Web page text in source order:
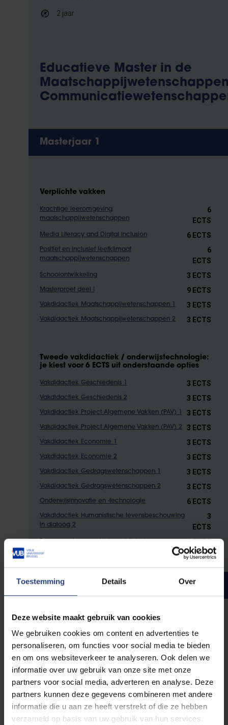
Toestemming Details Over
Deze website maakt gebruik van cookies
We gebruiken cookies om content en advertenties te
personaliseren, om functies voor social media te bieden
en om ons websiteverkeer te analyseren. Ook delen we
informatie over uw gebruik van onze site met onze
partners voor social media, adverteren en analyse. Deze
partners kunnen deze gegevens combineren met andere
informatie die u aan ze heeft verstrekt of die ze hebben
verzameld op basis van uw gebruik van hun services.
2 jaar
Educatieve Master in de
Masterjaar 1
Verplichte vakken
Krachtige leeromgeving
maatschappijwetenschappen
6
ECTS
Media Literacy and Digital Inclusion 6 ECTS
Positief en inclusief leefklimaat
maatschappijwetenschappen
6
ECTS
Schoolontwikkeling 3 ECTS
Masterproef deel I 9 ECTS
Vakdidactiek Maatschappijwetenschappen 1 3 ECTS
Vakdidactiek Maatschappijwetenschappen 2 3 ECTS
Tweede vakdidactiek / onderwijstechnologie:
je kiest voor 6 ECTS uit onderstaande opties
Vakdidactiek Geschiedenis 1 3 ECTS
Vakdidactiek Geschiedenis 2 3 ECTS
Vakdidactiek Project Algemene Vakken (PAV) 1 3 ECTS
Vakdidactiek Project Algemene Vakken (PAV) 2 3 ECTS
Vakdidactiek Economie 1 3 ECTS
Vakdidactiek Economie 2 3 ECTS
Vakdidactiek Gedragswetenschappen 1 3 ECTS
Vakdidactiek Gedragswetenschappen 2 3 ECTS
Onderwijsinnovatie en -technologie 6 ECTS
Vakdidactiek Humanistische levensbeschouwing
in dialoog 2
3
ECTS
Samen maken we de (wereld)stad 6 ECTS
Masterjaar 2
ECTS uit deze opties, waarvan 12 ECTS binnen
communicatiewetenschappen
Verdiepende keuzevakken